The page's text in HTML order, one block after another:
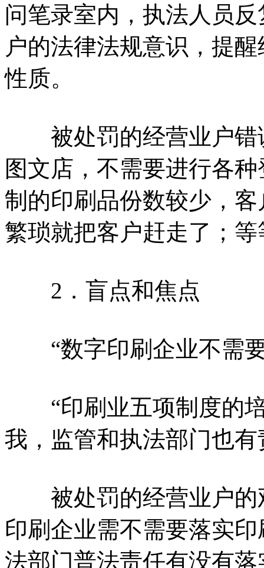
问笔录室内，执法人员
户的法律法规意识，提
性质。
被处罚的经营业户错
图文店，不需要进行各
制的印刷品份数较少，
繁琐就把客户赶走了；等
2．盲点和焦点
“数字印刷企业不需要
“印刷业五项制度的培
我，监管和执法部门也有
被处罚的经营业户的
印刷企业需不需要落实
法部门普法责任有没有